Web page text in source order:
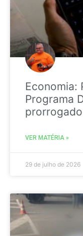
Economia:
Programa
prorrogado
VER MATÉRIA »
29 de julho de 2026